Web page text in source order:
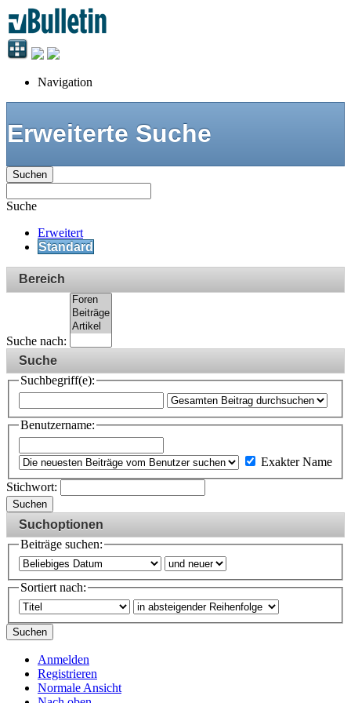
Navigation
Erweiterte Suche
Suchen
Suche
Erweitert
Standard
Bereich
Suche nach:
Suche
Suchbegriff(e):
Benutzername:
Exakter Name
Stichwort:
Suchen
Suchoptionen
Beiträge suchen:
Sortiert nach:
Suchen
Anmelden
Registrieren
Normale Ansicht